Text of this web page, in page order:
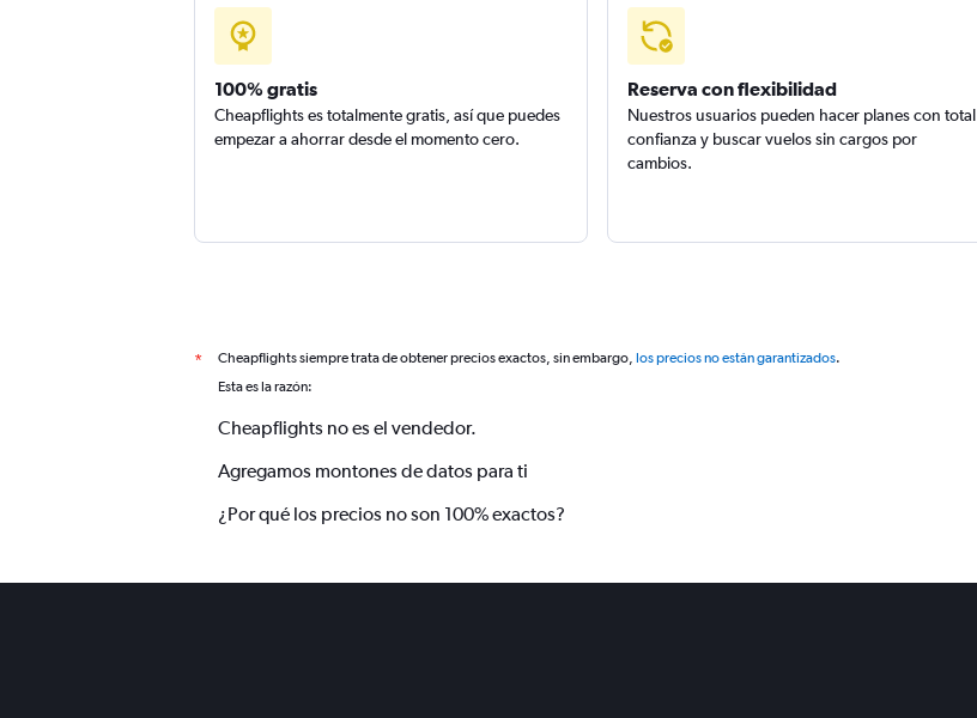
100% gratis
Cheapflights es totalmente gratis, así que puedes
empezar a ahorrar desde el momento cero.
Reserva con flexibilidad
Nuestros usuarios pueden hacer planes con total
confianza y buscar vuelos sin cargos por
cambios.
* Cheapflights siempre trata de obtener precios exactos, sin embargo, los precios no están garantizados.
Esta es la razón:
Cheapflights no es el vendedor.
Agregamos montones de datos para ti
¿Por qué los precios no son 100% exactos?